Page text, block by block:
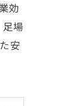
効
場
安